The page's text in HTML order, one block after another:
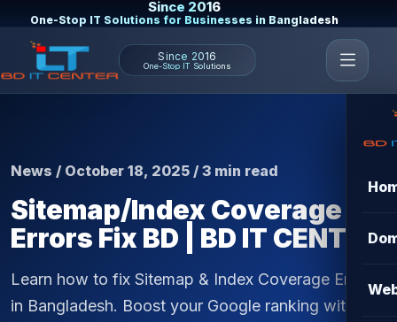
Since 2016
One-Stop IT Solutions for Businesses in Bangladesh
Since 2016
One-Stop IT Solutions
News / October 18, 2025 / 3 min read
Sitemap/Index Coverage
Errors Fix BD | BD IT CENTER
Learn how to fix Sitemap & Index Coverage Errors
in Bangladesh. Boost your Google ranking with